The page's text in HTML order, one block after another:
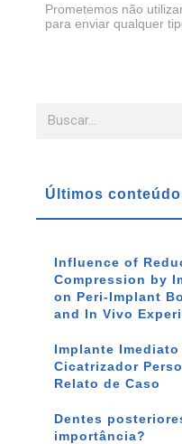
Prometemos não
para enviar qualquer
Últimos
Influence of
Compression by
on Peri-Implant
and In Vivo
Implante
Cicatrizador
Relato de Caso
Dentes
importância?